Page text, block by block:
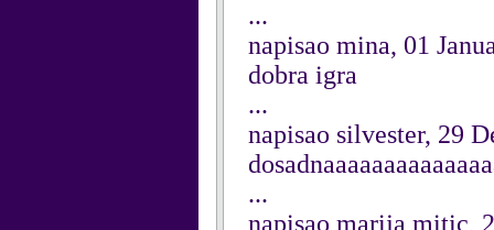
...
napisao mina, 01
dobra igra
...
napisao silvester, 29
...
napisao marija mitic,